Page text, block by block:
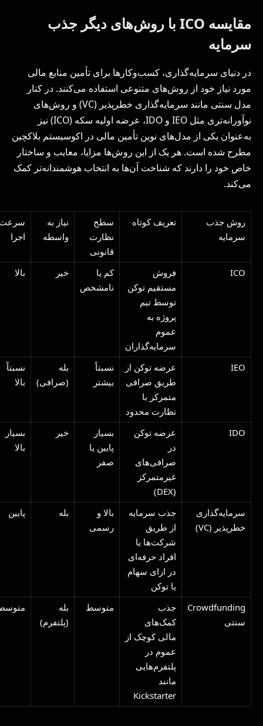
مقایسه ICO با روش‌های دیگر جذب
سرمایه
در دنیای سرمایه‌گذاری، کسب‌وکارها برای تأمین منابع مالی
مورد نیاز خود از روش‌های متنوعی استفاده می‌کنند. در کنار
مدل سنتی مانند سرمایه‌گذاری خطرپذیر (VC) و روش‌های
نوآورانه‌تری مثل IEO و IDO، عرضه اولیه سکه (ICO) نیز
به‌عنوان یکی از مدل‌های نوین تأمین مالی در اکوسیستم بلاکچین
مطرح شده است. هر یک از این روش‌ها مزایا، معایب و ساختار
خاص خود را دارند که شناخت آن‌ها به انتخاب هوشمندانه‌تر کمک
می‌کند.
روش جذب
سرمایه
تعریف کوتاه
سطح
نظارت
قانونی
نیاز به
واسطه
اجرا
ICO
فروش
مستقیم توکن
توسط تیم
پروژه به
عموم
سرمایه‌گذاران
کم یا
نامشخص
خیر بالا
IEO
عرضه توکن از
طریق صرافی
متمرکز با
نظارت محدود
نسبتاً
بیشتر
بله
(صرافی)
نسبتاً
بالا
IDO
عرضه توکن
در
صرافی‌های
غیرمتمرکز
(DEX)
بسیار
پایین یا
صفر
خیر
بسیار
بالا
سرمایه‌گذاری
خطرپذیر (VC)
جذب سرمایه
از طریق
شرکت‌ها یا
افراد حرفه‌ای
در ازای سهام
یا توکن
بالا و
رسمی
بله پایین
Crowdfunding
سنتی
جذب
کمک‌های
مالی کوچک از
عموم در
پلتفرم‌هایی
مانند
Kickstarter
متوسط
بله
(پلتفرم)